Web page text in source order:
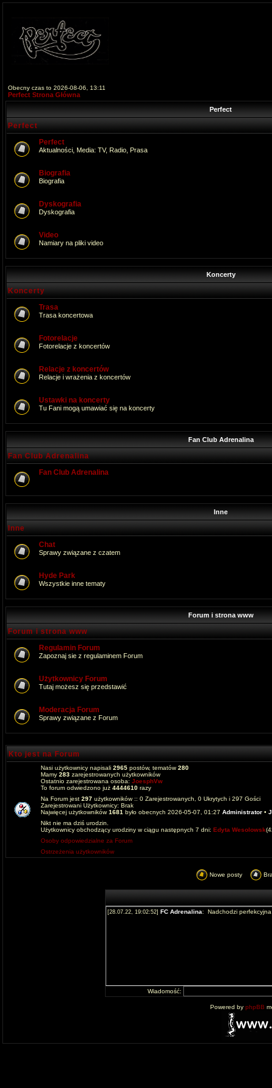
Obecny czas to 2026-08-06, 13:11
Perfect Strona Główna
Perfect
Perfect
Perfect
Aktualności, Media: TV, Radio, Prasa
Biografia
Biografia
Dyskografia
Dyskografia
Video
Namiary na pliki video
Koncerty
Koncerty
Trasa
Trasa koncertowa
Fotorelacje
Fotorelacje z koncertów
Relacje z koncertów
Relacje i wrażenia z koncertów
Ustawki na koncerty
Tu Fani mogą umawiać się na koncerty
Fan Club Adrenalina
Fan Club Adrenalina
Fan Club Adrenalina
Inne
Inne
Chat
Sprawy związane z czatem
Hyde Park
Wszystkie inne tematy
Forum i strona www
Forum i strona www
Regulamin Forum
Zapoznaj sie z regulaminem Forum
Użytkownicy Forum
Tutaj możesz się przedstawić
Moderacja Forum
Sprawy związane z Forum
Kto jest na Forum
Nasi użytkownicy napisali 2965 postów, tematów280
Mamy 283 zarejestrowanych użytkowników
Ostatnio zarejestrowana osoba: JoesphVw
To forum odwiedzono już 4444610 razy
Na Forum jest 297 użytkowników :: 0 Zarejestrowanych, 0 Ukrytych i 297 Gości
Zarejestrowani Użytkownicy: Brak
Najwięcej użytkowników1681 było obecnych 2026-05-07, 01:27 Administrator •
Nikt nie ma dziś urodzin.
Użytkownicy obchodzący urodziny w ciągu następnych 7 dni: Edyta Wesolowsk
Osoby odpowiedzialne za Forum
Ostrzeżenia użytkowników
Nowe posty
Wiadomość:
Powered by phpBB